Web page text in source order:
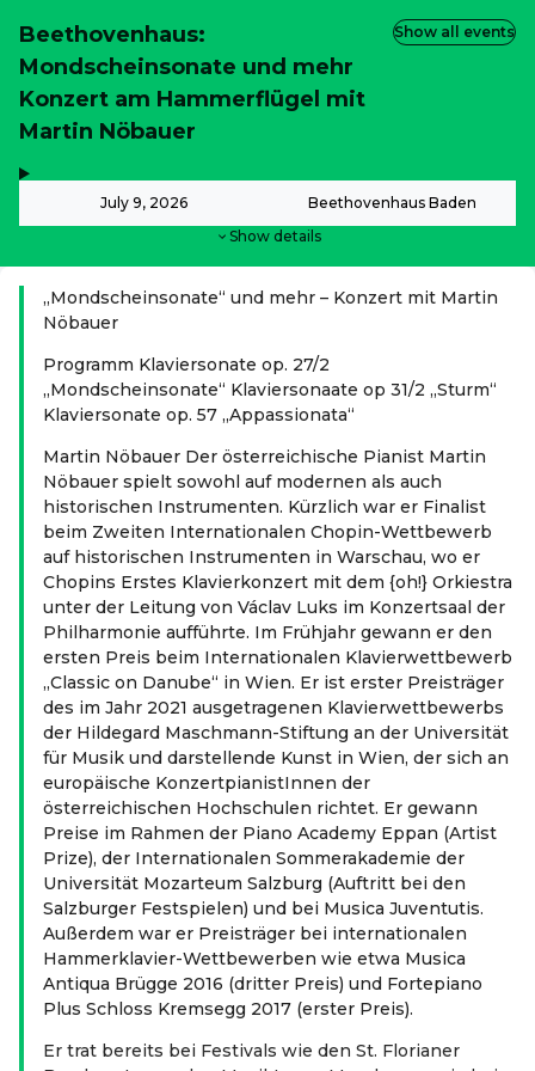
Beethovenhaus:
Mondscheinsonate und mehr
Konzert am Hammerflügel mit
Martin Nöbauer
July 9, 2026 Beethovenhaus Baden
Show details
Show all events
„Mondscheinsonate“ und mehr – Konzert mit Martin
Nöbauer
Programm Klaviersonate op. 27/2
„Mondscheinsonate“ Klaviersonaate op 31/2 „Sturm“
Klaviersonate op. 57 „Appassionata“
Martin Nöbauer Der österreichische Pianist Martin
Nöbauer spielt sowohl auf modernen als auch
historischen Instrumenten. Kürzlich war er Finalist
beim Zweiten Internationalen Chopin-Wettbewerb
auf historischen Instrumenten in Warschau, wo er
Chopins Erstes Klavierkonzert mit dem {oh!} Orkiestra
unter der Leitung von Václav Luks im Konzertsaal der
Philharmonie aufführte. Im Frühjahr gewann er den
ersten Preis beim Internationalen Klavierwettbewerb
„Classic on Danube“ in Wien. Er ist erster Preisträger
des im Jahr 2021 ausgetragenen Klavierwettbewerbs
der Hildegard Maschmann-Stiftung an der Universität
für Musik und darstellende Kunst in Wien, der sich an
europäische KonzertpianistInnen der
österreichischen Hochschulen richtet. Er gewann
Preise im Rahmen der Piano Academy Eppan (Artist
Prize), der Internationalen Sommerakademie der
Universität Mozarteum Salzburg (Auftritt bei den
Salzburger Festspielen) und bei Musica Juventutis.
Außerdem war er Preisträger bei internationalen
Hammerklavier-Wettbewerben wie etwa Musica
Antiqua Brügge 2016 (dritter Preis) und Fortepiano
Plus Schloss Kremsegg 2017 (erster Preis).
Er trat bereits bei Festivals wie den St. Florianer